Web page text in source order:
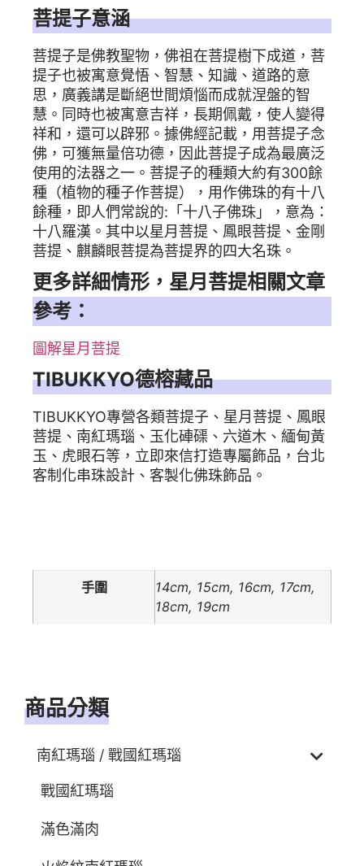
商品分類
南紅瑪瑙 / 戰國紅瑪瑙
戰國紅瑪瑙
滿色滿肉
菩提子意涵
菩提子是佛教聖物，佛祖在菩提樹下成道，菩
提子也被寓意覺悟、智慧、知識、道路的意
思，廣義講是斷絕世間煩惱而成就涅盤的智
慧。同時也被寓意吉祥，長期佩戴，使人變得
祥和，還可以辟邪。據佛經記載，用菩提子念
佛，可獲無量倍功德，因此菩提子成為最廣泛
使用的法器之一。菩提子的種類大約有300餘
種（植物的種子作菩提），用作佛珠的有十八
餘種，即人們常說的:「十八子佛珠」，意為：
十八羅漢。其中以星月菩提、鳳眼菩提、金剛
菩提、麒麟眼菩提為菩提界的四大名珠。
更多詳細情形，星月菩提相關文章
參考：
圖解星月菩提
TIBUKKYO德榕藏品
TIBUKKYO專營各類菩提子、星月菩提、鳳眼
菩提、南紅瑪瑙、玉化硨磲、六道木、緬甸黃
玉、虎眼石等，立即來信打造專屬飾品，台北
客制化串珠設計、客製化佛珠飾品。
手圍
14cm, 15cm, 16cm, 17cm,
18cm, 19cm